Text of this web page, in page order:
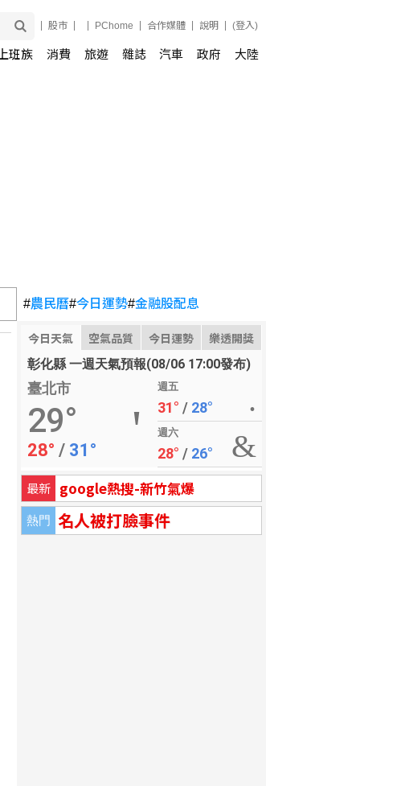
股市 PChome 合作媒體 說明 (登入)
上班族 消費 旅遊 雜誌 汽車 政府 大陸
#農民曆#今日運勢#金融股配息
今日天氣 空氣品質 今日運勢 樂透開獎
彰化縣 一週天氣預報(08/06 17:00發布)
臺北市
29°
28° / 31°
週五
31° / 28°
週六
28° / 26°
最新 google熱搜-新竹氣爆
熱門 名人被打臉事件